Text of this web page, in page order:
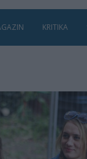
KRITIKA